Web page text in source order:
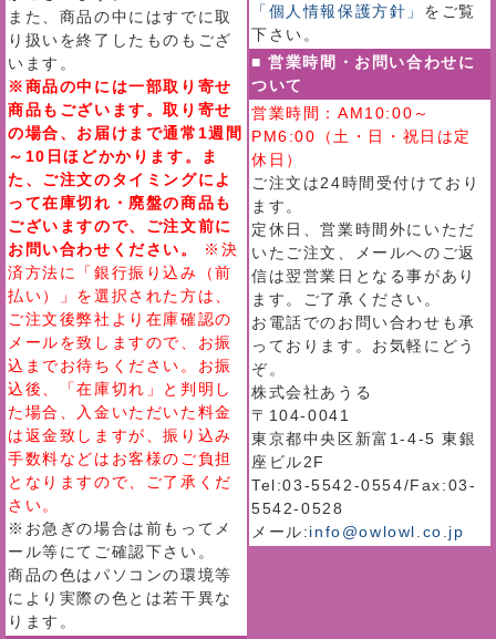
また、商品の中にはすでに取
り扱いを終了したものもござ
います。
※商品の中には一部取り寄せ
商品もございます。取り寄せ
の場合、お届けまで通常1週間
～10日ほどかかります。ま
た、ご注文のタイミングによ
って在庫切れ・廃盤の商品も
ございますので、ご注文前に
お問い合わせください。
※決
済方法に「銀行振り込み（前
払い）」を選択された方は、
ご注文後弊社より在庫確認の
メールを致しますので、お振
込までお待ちください。お振
込後、「在庫切れ」と判明し
た場合、入金いただいた料金
は返金致しますが、振り込み
手数料などはお客様のご負担
となりますので、ご了承くだ
さい。
※お急ぎの場合は前もってメ
ール等にてご確認下さい。
商品の色はパソコンの環境等
により実際の色とは若干異な
ります。
「個人情報保護方針」 をご覧
下さい。
■ 営業時間・お問い合わせに
ついて
営業時間：AM10:00～
PM6:00（土・日・祝日は定
休日）
ご注文は24時間受付けており
ます。
定休日、営業時間外にいただ
いたご注文、メールへのご返
信は翌営業日となる事があり
ます。ご了承ください。
お電話でのお問い合わせも承
っております。お気軽にどう
ぞ。
株式会社あうる
〒104-0041
東京都中央区新富1-4-5 東銀
座ビル2F
Tel:03-5542-0554/Fax:03-
5542-0528
メール:info@owlowl.co.jp